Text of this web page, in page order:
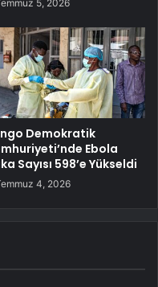
5, 2026
Demokratik
Ebola
Sayısı 598’e Yükseldi
4, 2026